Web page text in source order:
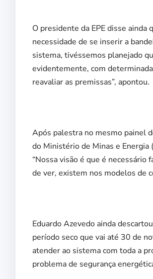
O presidente da EPE disse
necessidade de se inserir a
sistema, tivéssemos planejado
evidentemente, com
reavaliar as premissas”, apontou.
Após palestra no mesmo painel
do Ministério de Minas e Energia
“Nossa visão é que é
de ver, existem nos modelos de
Eduardo Azevedo ainda
período seco que vai até 30 de
atender ao sistema com toda a
problema de segurança